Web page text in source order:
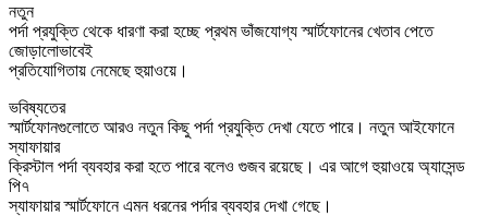
নতুন
পর্দা প্রযুক্তি থেকে ধারণা করা হচ্ছে প্রথম ভাঁজযোগ্য স্মার্টফোনের খেতাব পেতে
জোড়ালোভাবেই
প্রতিযোগিতায় নেমেছে হুয়াওয়ে।
ভবিষ্যতের
স্মার্টফোনগুলোতে আরও নতুন কিছু পর্দা প্রযুক্তি দেখা যেতে পারে। নতুন আইফোনে
স্যাফায়ার
ক্রিস্টাল পর্দা ব্যবহার করা হতে পারে বলেও গুজব রয়েছে। এর আগে হুয়াওয়ে অ্যাসেন্ড
পি৭
স্যাফায়ার স্মার্টফোনে এমন ধরনের পর্দার ব্যবহার দেখা গেছে।